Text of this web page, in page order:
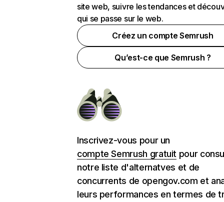
site web, suivre les tendances et
qui se passe sur le web.
Créez un compte Semrush
Qu’est-ce que Semrush ?
Inscrivez-vous pour un
compte Semrush gratuit pour
notre liste d'alternatves et de
concurrents de opengov.com et
leurs performances en termes de